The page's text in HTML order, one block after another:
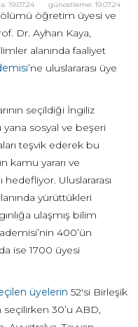
güncelleme: 19.07.24
19.07.24
öğretim üyesi ve
Dr. Ayhan Kaya,
alanında faaliyet
’ne uluslararası üye
seçildiği İngiliz
sosyal ve beşeri
teşvik ederek bu
kamu yararı ve
Uluslararası
yürüttükleri
ulaşmış bilim
400’ün
ise 1700 üyesi
üyelerin 52'si Birleşik
seçilirken 30’u ABD,